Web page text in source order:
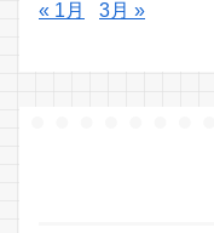
« 1月 3月 »